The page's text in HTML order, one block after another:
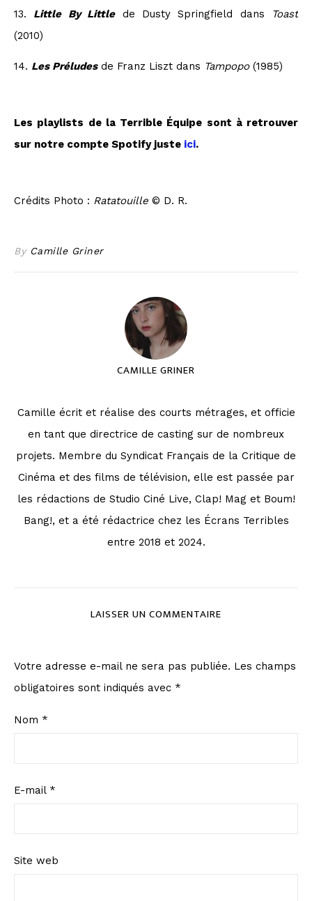
13. Little By Littlede Dusty Springfield dans
Toast
(2010)
14. Les Préludesde Franz Liszt dans Tampopo(1985)
Les playlists de la Terrible Équipe sont à retrouver
sur notre compte Spotify juste ici.
Crédits Photo : Ratatouille © D. R.
By Camille Griner
CAMILLE GRINER
Camille écrit et réalise des courts métrages, et officie
en tant que directrice de casting sur de nombreux
projets. Membre du Syndicat Français de la Critique de
Cinéma et des films de télévision, elle est passée par
les rédactions de Studio Ciné Live, Clap! Mag et Boum!
Bang!, et a été rédactrice chez les Écrans Terribles
entre 2018 et 2024.
LAISSER UN COMMENTAIRE
Votre adresse e-mail ne sera pas publiée. Les champs
obligatoires sont indiqués avec *
Nom *
E-mail *
Site web